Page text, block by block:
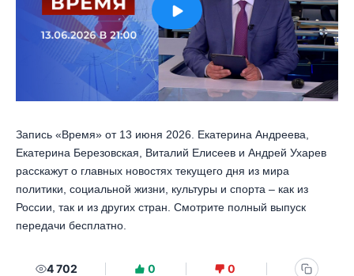
Запись «Время» от 13 июня 2026. Екатерина Андреева,
Екатерина Березовская, Виталий Елисеев и Андрей Ухарев
расскажут о главных новостях текущего дня из мира
политики, социальной жизни, культуры и спорта – как из
России, так и из других стран. Смотрите полный выпуск
передачи бесплатно.
4 702 0 0